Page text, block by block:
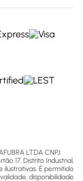
LTDA CNPJ:
17, Distrito Industrial,
ilustrativas. É permitido
disponibilidade